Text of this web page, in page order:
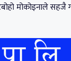
मोकोइनाले सहजै